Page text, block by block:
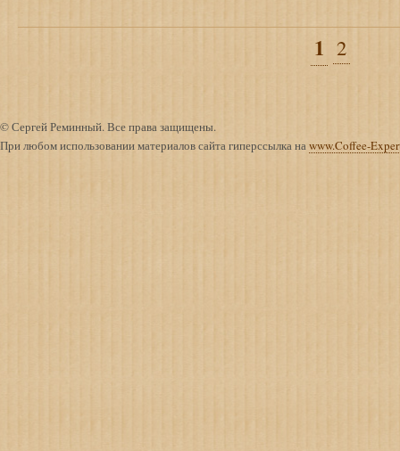
1 2
© Сергей Реминный. Все права защищены.
При любом использовании материалов сайта гиперссылка на www.Coffee-